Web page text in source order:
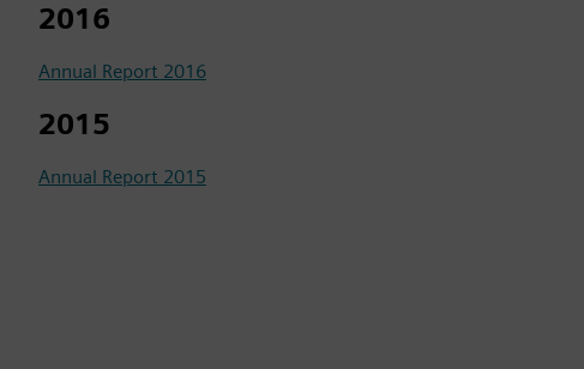
2016
Annual Report 2016
2015
Annual Report 2015